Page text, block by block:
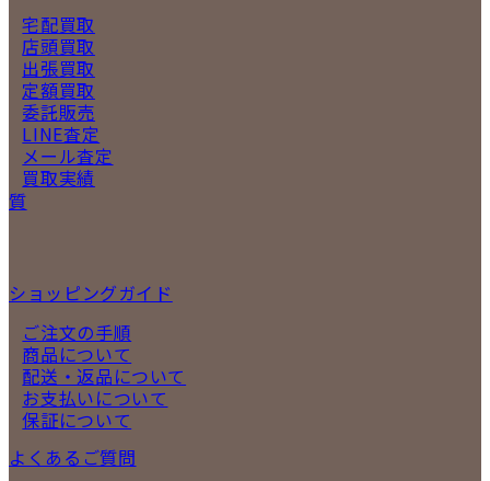
宅配買取
店頭買取
出張買取
定額買取
委託販売
LINE査定
メール査定
買取実績
質
ショッピングガイド
ご注文の手順
商品について
配送・返品について
お支払いについて
保証について
よくあるご質問